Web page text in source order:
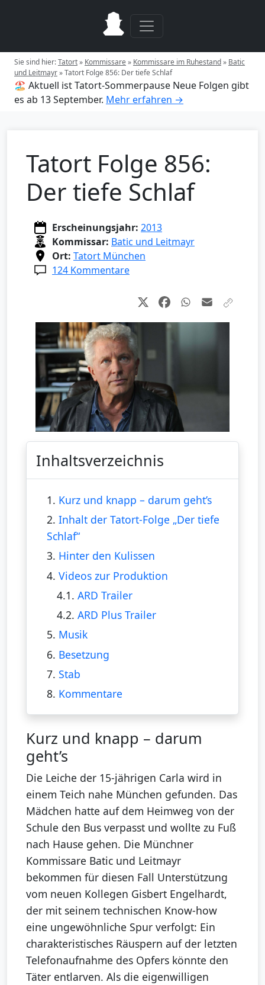
Sie sind hier:Tatort» Kommissare» Kommissare im Ruhestand» Batic
und Leitmayr»Tatort Folge 856: Der tiefe Schlaf
🏖️ Aktuell ist Tatort-Sommerpause Neue Folgen gibt
es ab 13 September. Mehr erfahren →
Tatort Folge 856:
Der tiefe Schlaf
Erscheinungsjahr: 2013
Kommissar: Batic und Leitmayr
Ort: Tatort München
124 Kommentare
Inhaltsverzeichnis
1. Kurz und knapp – darum geht’s
2. Inhalt der Tatort-Folge „Der tiefe
Schlaf“
3. Hinter den Kulissen
4. Videos zur Produktion
4.1.ARD Trailer
4.2.ARD Plus Trailer
5. Musik
6. Besetzung
7. Stab
8. Kommentare
Kurz und knapp – darum
geht’s
Die Leiche der 15-jährigen Carla wird in
einem Teich nahe München gefunden. Das
Mädchen hatte auf dem Heimweg von der
Schule den Bus verpasst und wollte zu Fuß
nach Hause gehen. Die Münchner
Kommissare Batic und Leitmayr
bekommen für diesen Fall Unterstützung
vom neuen Kollegen Gisbert Engelhardt,
der mit seinem technischen Know-how
eine ungewöhnliche Spur verfolgt: Ein
charakteristisches Räuspern auf der letzten
Telefonaufnahme des Opfers könnte den
Täter entlarven. Als die eigenwilligen